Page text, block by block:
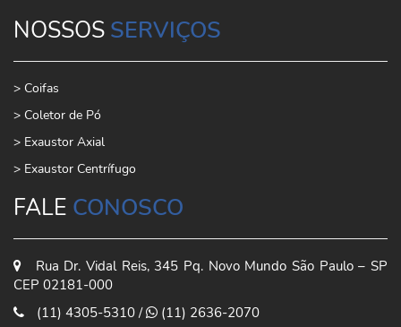
NOSSOS SERVIÇOS
> Coifas
> Coletor de Pó
> Exaustor Axial
> Exaustor Centrífugo
FALE CONOSCO
Rua Dr. Vidal Reis, 345 Pq. Novo Mundo São Paulo – SP
CEP 02181-000
(11) 4305-5310 / (11) 2636-2070